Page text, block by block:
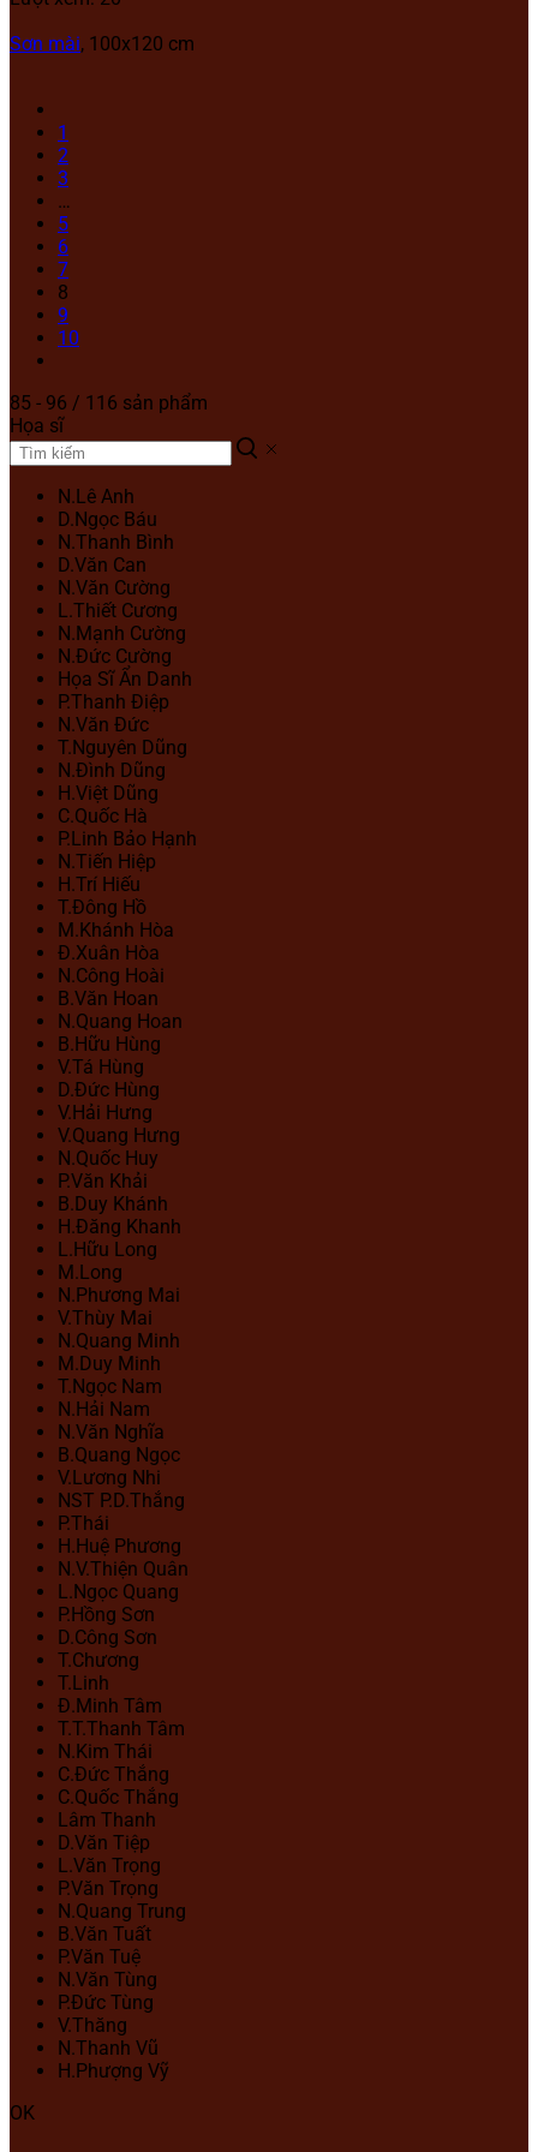
Sơn mài, 100x120 cm
1
2
3
…
5
6
7
8
9
10
85 - 96 / 116 sản phẩm
Họa sĩ
N.Lê Anh
D.Ngọc Báu
N.Thanh Bình
D.Văn Can
N.Văn Cường
L.Thiết Cương
N.Mạnh Cường
N.Đức Cường
Họa Sĩ Ẩn Danh
P.Thanh Điệp
N.Văn Đức
T.Nguyên Dũng
N.Đình Dũng
H.Việt Dũng
C.Quốc Hà
P.Linh Bảo Hạnh
N.Tiến Hiệp
H.Trí Hiếu
T.Đông Hồ
M.Khánh Hòa
Đ.Xuân Hòa
N.Công Hoài
B.Văn Hoan
N.Quang Hoan
B.Hữu Hùng
V.Tá Hùng
D.Đức Hùng
V.Hải Hưng
V.Quang Hưng
N.Quốc Huy
P.Văn Khải
B.Duy Khánh
H.Đăng Khanh
L.Hữu Long
M.Long
N.Phương Mai
V.Thùy Mai
N.Quang Minh
M.Duy Minh
T.Ngọc Nam
N.Hải Nam
N.Văn Nghĩa
B.Quang Ngọc
V.Lương Nhi
NST P.D.Thắng
P.Thái
H.Huệ Phương
N.V.Thiện Quân
L.Ngọc Quang
P.Hồng Sơn
D.Công Sơn
T.Chương
T.Linh
Đ.Minh Tâm
T.T.Thanh Tâm
N.Kim Thái
C.Đức Thắng
C.Quốc Thắng
Lâm Thanh
D.Văn Tiệp
L.Văn Trọng
P.Văn Trọng
N.Quang Trung
B.Văn Tuất
P.Văn Tuệ
N.Văn Tùng
P.Đức Tùng
V.Thăng
N.Thanh Vũ
H.Phượng Vỹ
OK